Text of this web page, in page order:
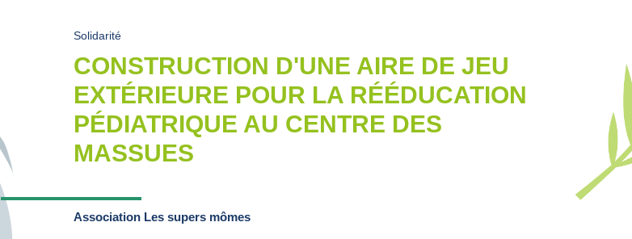
Solidarité
CONSTRUCTION D'UNE AIRE DE JEU
EXTÉRIEURE POUR LA RÉÉDUCATION
PÉDIATRIQUE AU CENTRE DES
MASSUES
Association Les supers mômes